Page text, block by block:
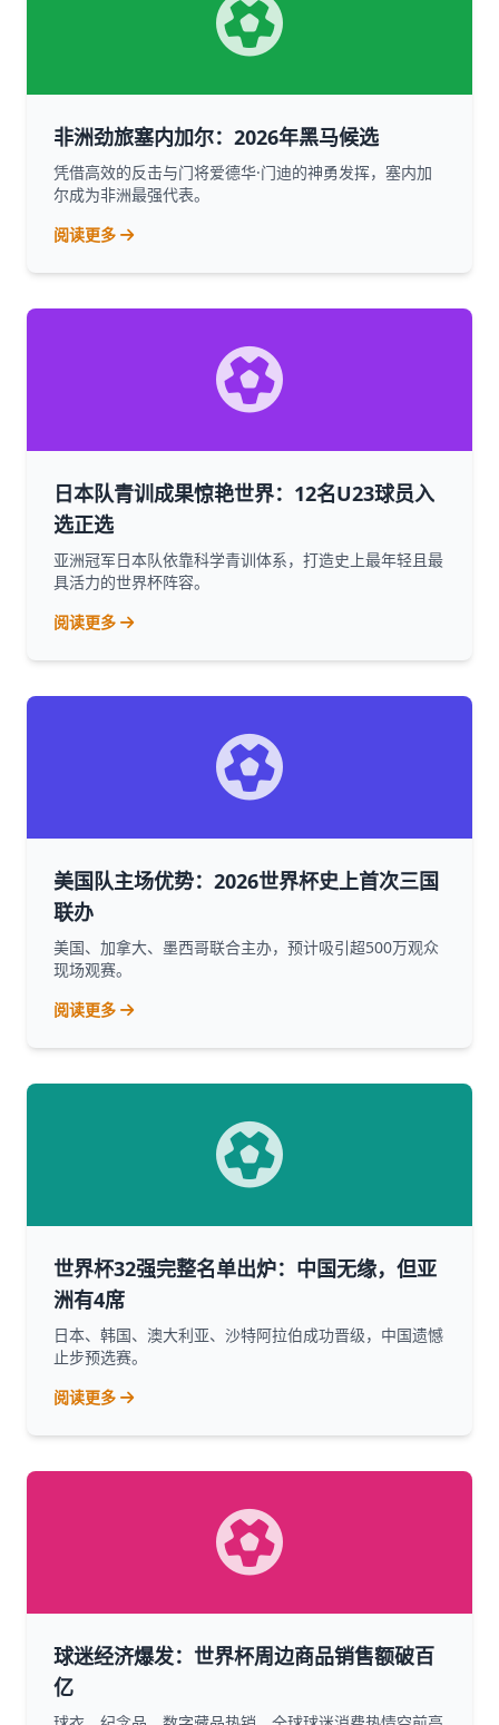
非洲劲旅塞内加尔：2026年黑马候选
凭借高效的反击与门将爱德华·门迪的神勇发挥，塞内加
尔成为非洲最强代表。
阅读更多
日本队青训成果惊艳世界：12名U23球员入
选正选
亚洲冠军日本队依靠科学青训体系，打造史上最年轻且最
具活力的世界杯阵容。
阅读更多
美国队主场优势：2026世界杯史上首次三国
联办
美国、加拿大、墨西哥联合主办，预计吸引超500万观众
现场观赛。
阅读更多
世界杯32强完整名单出炉：中国无缘，但亚
洲有4席
日本、韩国、澳大利亚、沙特阿拉伯成功晋级，中国遗憾
止步预选赛。
阅读更多
球迷经济爆发：世界杯周边商品销售额破百
亿